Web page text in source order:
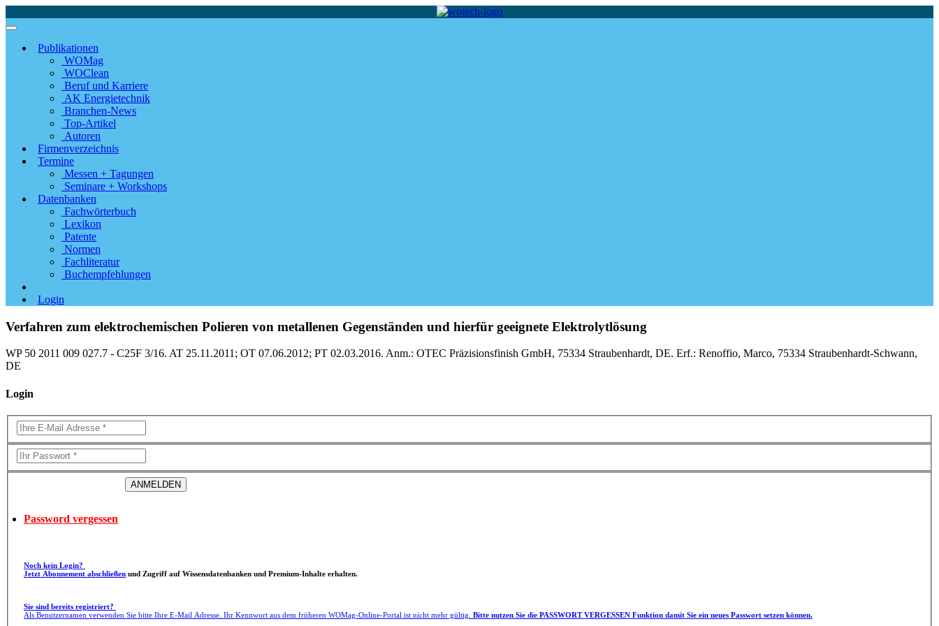
Publikationen
WOMag
WOClean
Beruf und Karriere
AK Energietechnik
Branchen-News
Top-Artikel
Autoren
Firmenverzeichnis
Termine
Messen + Tagungen
Seminare + Workshops
Datenbanken
Fachwörterbuch
Lexikon
Patente
Normen
Fachliteratur
Buchempfehlungen
Login
Verfahren zum elektrochemischen Polieren von metallenen Gegenständen und hierfür geeignete Elektrolytlösung
WP 50 2011 009 027.7 - C25F 3/16. AT 25.11.2011; OT 07.06.2012; PT 02.03.2016. Anm.: OTEC Präzisionsfinish GmbH, 75334 Straubenhardt, DE. Erf.: Renoffio, Marco, 75334 Straubenhardt-Schwann,
DE
Login
Password vergessen
Noch kein Login?
Jetzt Abonnement abschließen und Zugriff auf Wissensdatenbanken und Premium-Inhalte erhalten.
Sie sind bereits registriert?
Als Benutzernamen verwenden Sie bitte Ihre E-Mail Adresse. Ihr Kennwort aus dem früheren WOMag-Online-Portal ist nicht mehr gültig. Bitte nutzen Sie die PASSWORT VERGESSEN Funktion damit Sie ein neues Passwort setzen können.